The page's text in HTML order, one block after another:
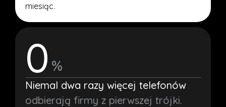
miesiąc.
0 %
Niemal dwa razy więcej telefonów
odbierają firmy z pierwszej trójki.